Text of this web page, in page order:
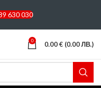
630 030
0 0.00€ (0.00 ЛВ.)